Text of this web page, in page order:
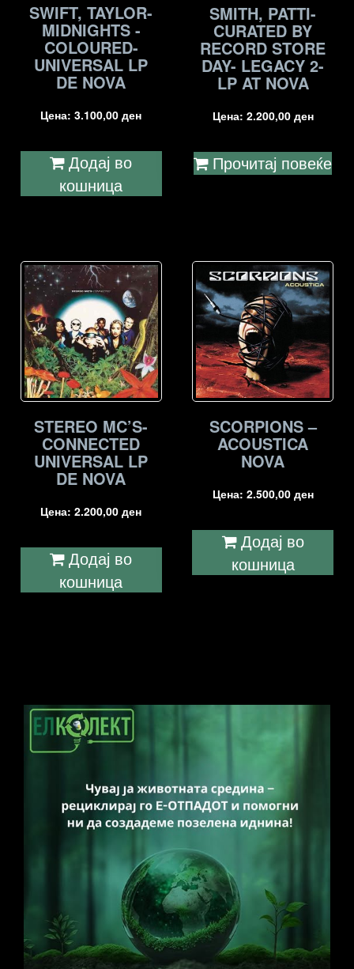
SWIFT, TAYLOR-
MIDNIGHTS -
COLOURED-
UNIVERSAL LP
DE NOVA
Цена:3.100,00ден
Додај во
кошница
SMITH, PATTI-
CURATED BY
RECORD STORE
DAY- LEGACY 2-
LP AT NOVA
Цена: 2.200,00 ден
Прочитај повеќе
STEREO MC’S-
CONNECTED
UNIVERSAL LP
DE NOVA
Цена:2.200,00ден
Додај во
кошница
SCORPIONS –
ACOUSTICA
NOVA
Цена: 2.500,00 ден
Додај во
кошница